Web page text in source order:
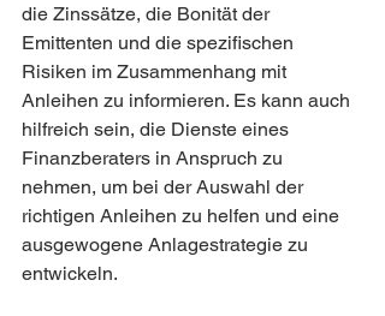
die Zinssätze, die Bonität der
Emittenten und die spezifischen
Risiken im Zusammenhang mit
Anleihen zu informieren. Es kann auch
hilfreich sein, die Dienste eines
Finanzberaters in Anspruch zu
nehmen, um bei der Auswahl der
richtigen Anleihen zu helfen und eine
ausgewogene Anlagestrategie zu
entwickeln.